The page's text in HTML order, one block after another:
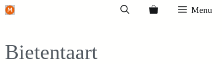
Ga
inhoud
Menu
Bietentaart